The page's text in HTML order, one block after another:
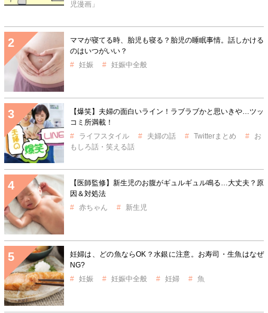
児漫画」
ママが寝てる時、胎児も寝る？胎児の睡眠事情。話しかける
のはいつがいい？
妊娠
妊娠中全般
【爆笑】夫婦の面白いライン！ラブラブかと思いきや…ツッ
コミ所満載！
ライフスタイル
夫婦の話 Twitterまとめ
お
もしろ話・笑える話
【医師監修】新生児のお腹がギュルギュル鳴る…大丈夫？原
因＆対処法
赤ちゃん
新生児
妊婦は、どの魚ならOK？水銀に注意。お寿司・生魚はなぜ
NG?
妊娠
妊娠中全般 妊婦 魚